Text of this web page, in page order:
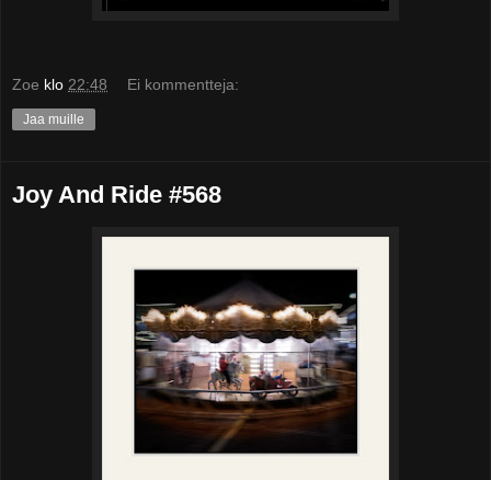
Zoe klo 22:48 Ei kommentteja:
Jaa muille
Joy And Ride #568